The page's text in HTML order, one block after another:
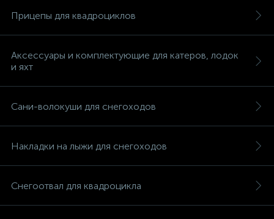
Прицепы для квадроциклов
Аксессуары и комплектующие для катеров, лодок
и яхт
Сани-волокуши для снегоходов
Накладки на лыжи для снегоходов
Снегоотвал для квадроцикла